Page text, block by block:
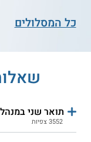
שירות אישי
כל המסלולים
תואר שני
3552 צפיות